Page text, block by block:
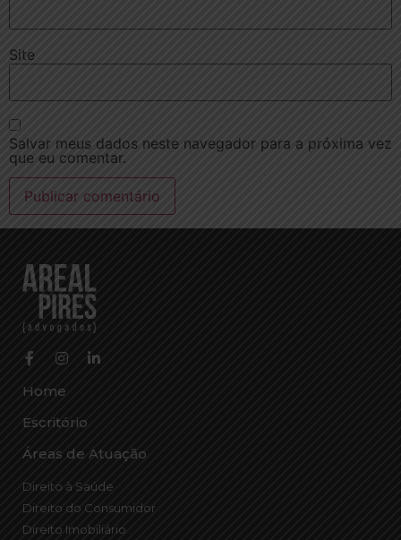
Site
Salvar meus dados neste navegador para a próxima vez
que eu comentar.
Home
Escritório
Áreas de Atuação
Direito à Saúde
Direito do Consumidor
Direito Imobiliário